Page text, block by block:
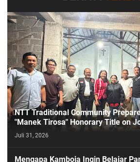
NTT Traditional Community
"Manek Tirosa" Honorary Title on
Juli 31, 2026
Mengapa Kamboja Ingin Belajar